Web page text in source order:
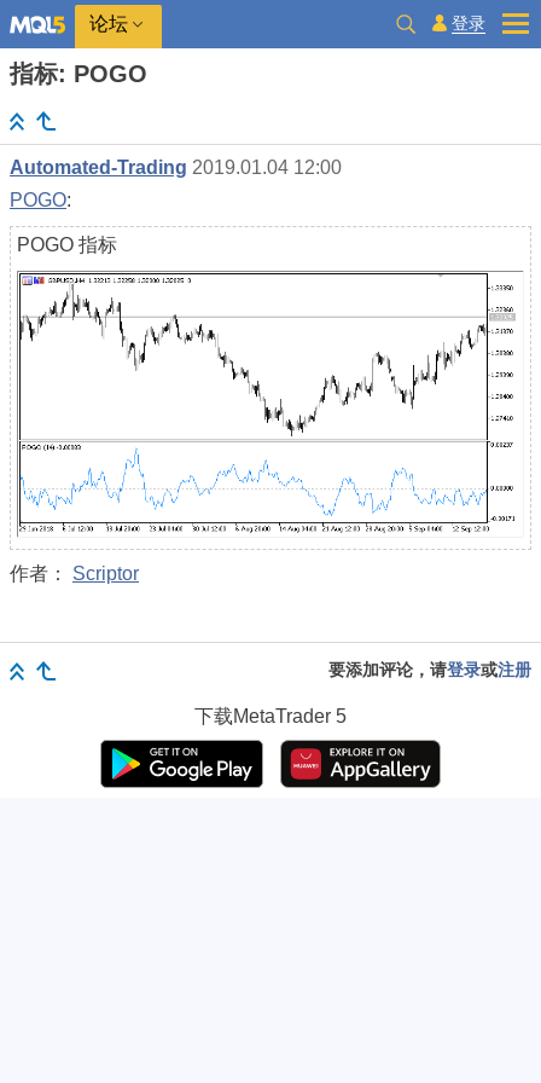
论坛 登录
指标: POGO
Automated-Trading 2019.01.04 12:00
POGO:
POGO 指标
作者： Scriptor
要添加评论，请登录或注册
下载MetaTrader 5